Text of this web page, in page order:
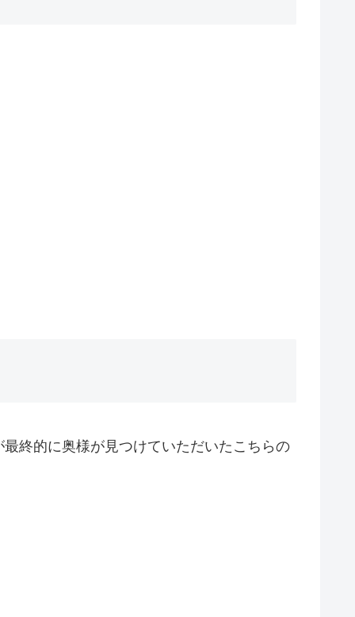
終的に奥様が見つけていただいたこちらの